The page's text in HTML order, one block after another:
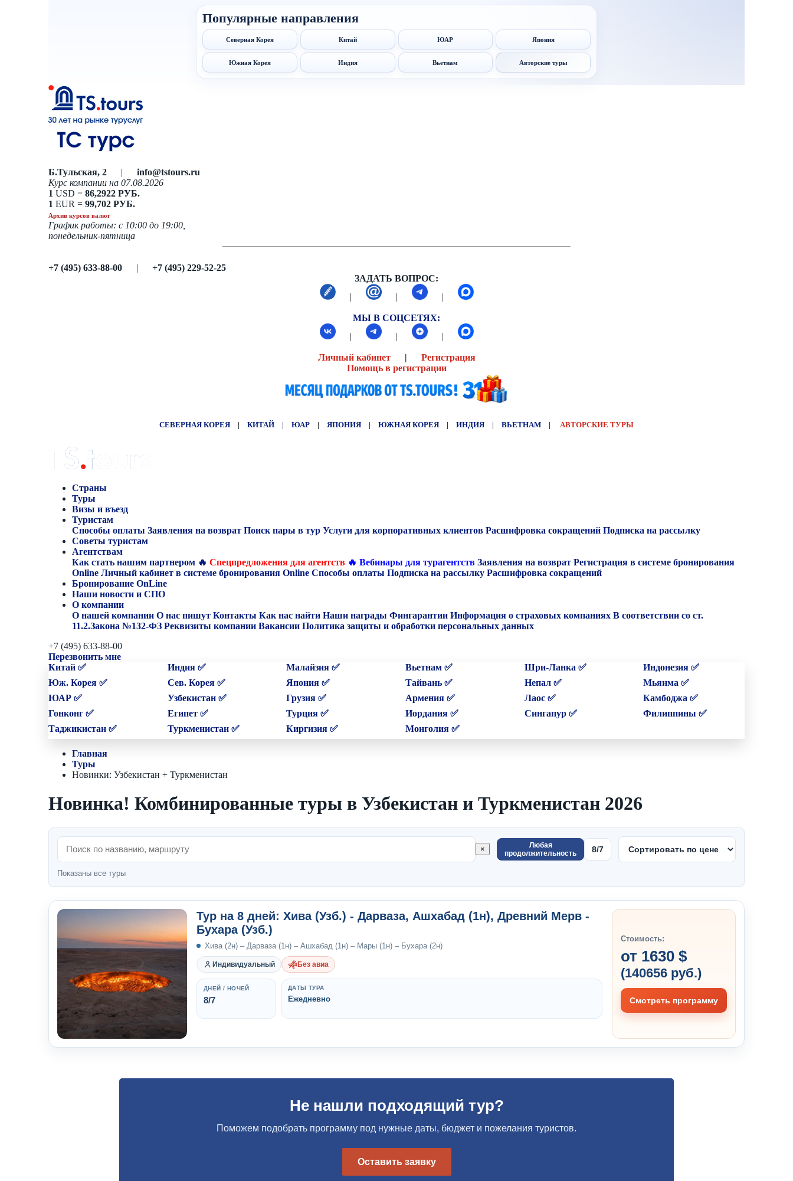
Популярные направления
Северная Корея Китай ЮАР Япония
Южная Корея Индия Вьетнам Авторские туры
Б.Тульская, 2 | info@tstours.ru
Курс компании на 07.08.2026
1 USD = 86,2922 РУБ.
1 EUR = 99,702 РУБ.
Архив курсов валют
График работы: с 10:00 до 19:00,
понедельник-пятница
+7 (495) 633-88-00 | +7 (495) 229-52-25
ЗАДАТЬ ВОПРОС:
|
| |
МЫ В СОЦСЕТЯХ:
|
| |
Личный кабинет| Регистрация
Помощь в регистрации
СЕВЕРНАЯ КОРЕЯ | КИТАЙ | ЮАР | ЯПОНИЯ | ЮЖНАЯ КОРЕЯ | ИНДИЯ | ВЬЕТНАМ | АВТОРСКИЕ ТУРЫ
Страны
Туры
Визы и въезд
Туристам
Способы оплаты Заявления на возврат Поиск пары в тур Услуги для корпоративных клиентов Расшифровка сокращений Подписка на рассылку
Советы туристам
Агентствам
Как стать нашим партнером 🔥 Спецпредложения для агентств 🔥 Вебинары для турагентств Заявления на возврат Регистрация в системе бронирования
Online Личный кабинет в системе бронирования Online Способы оплаты Подписка на рассылку Расшифровка сокращений
Бронирование OnLine
Наши новости и СПО
О компании
О нашей компании О нас пишут Контакты Как нас найти Наши награды Фингарантии Информация о страховых компаниях В соответствии со ст.
11.2.Закона №132-ФЗ Реквизиты компании Вакансии Политика защиты и обработки персональных данных
+7 (495) 633-88-00
Перезвонить мне
Китай ✅
Индия ✅ Малайзия ✅ Вьетнам ✅ Шри-Ланка ✅
Индонезия ✅
Юж. Корея ✅
Сев. Корея ✅ Япония ✅ Тайвань ✅ Непал ✅
Мьянма ✅
ЮАР ✅
Узбекистан ✅ Грузия ✅ Армения ✅ Лаос ✅
Камбоджа ✅
Гонконг ✅
Египет ✅ Турция ✅ Иордания ✅ Сингапур ✅
Филиппины ✅
Таджикистан ✅
Туркменистан ✅ Киргизия ✅ Монголия ✅
Главная
Туры
Новинки: Узбекистан + Туркменистан
Новинка! Комбинированные туры в Узбекистан и Туркменистан 2026
×
Любая
продолжительность
8/7
Показаны все туры
Тур на 8 дней: Хива (Узб.) - Дарваза, Ашхабад (1н), Древний Мерв -
Бухара (Узб.)
Хива (2н) – Дарваза (1н) – Ашхабад (1н) – Мары (1н) – Бухара (2н)
Индивидуальный Без авиа
ДНЕЙ / НОЧЕЙ
8/7
ДАТЫ ТУРА
Ежедневно
Стоимость:
от 1630 $
(140656 руб.)
Смотреть программу
Не нашли подходящий тур?
Поможем подобрать программу под нужные даты, бюджет и пожелания туристов.
Оставить заявку